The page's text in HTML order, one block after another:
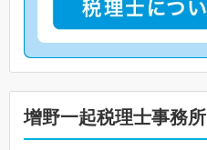
增野一起税理士事務所